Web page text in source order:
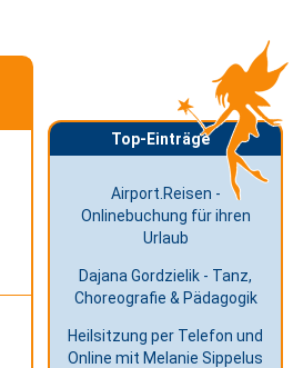
Top-Einträge
Airport.Reisen -
Onlinebuchung für ihren
Urlaub
Dajana Gordzielik - Tanz,
Choreografie & Pädagogik
Heilsitzung per Telefon und
Online mit Melanie Sippelus